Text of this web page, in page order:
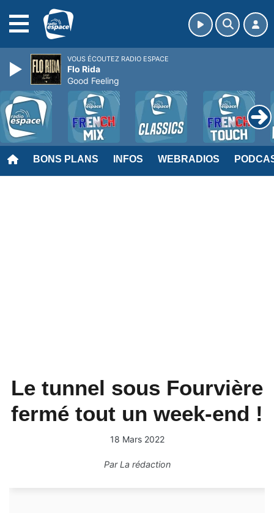
BONS PLANS INFOS WEBRADIOS
Le tunnel sous Fourvière
fermé tout un week-end !
18 Mars 2022
ParLa rédaction
VOUS ÉCOUTEZ RADIO ESPACE
Flo Rida
Good Feeling